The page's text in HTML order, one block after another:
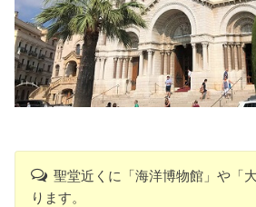
聖堂近くに「海洋博物館」や「
ります。